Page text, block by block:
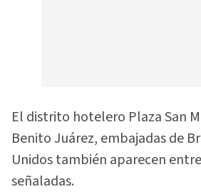
El distrito hotelero Plaza San
Benito Juárez, embajadas de
Unidos también aparecen
señaladas.